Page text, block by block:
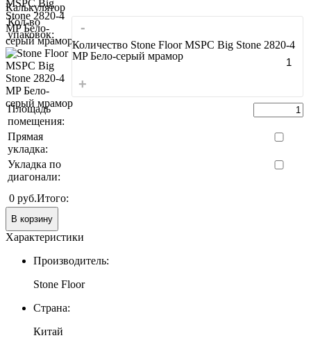
Калькулятор
Кол-во
упаковок:
-
Количество Stone Floor MSPC Big Stone 2820-4
MP Бело-серый мрамор
+
Площадь
помещения:
Прямая
укладка:
Укладка по
диагонали:
Итого:
0 руб.
В корзину
Характеристики
Производитель:
Stone Floor
Страна:
Китай